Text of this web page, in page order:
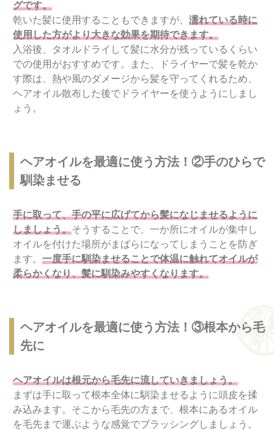
グです。
乾いた髪に使用することもできますが、 濡れている時に
使用した方がより大きな効果を期待できます。
入浴後、タオルドライして髪に水分が残っているくらい
での使用がおすすめです。また、ドライヤーで髪を乾か
す際は、熱や風のダメージから髪を守ってくれるため、
ヘアオイル散布した後でドライヤーを使うようにしまし
ょう。
ヘアオイルを最適に使う方法！②手のひらで
馴染ませる
手に取って、手の平に広げてから髪になじませるように
しましょう。そうすることで、一か所にオイルが集中し
オイルを付けた場所がまばらになってしまうことを防ぎ
ます。 一度手に馴染ませることで体温に触れてオイルが
柔らかくなり、髪に馴染みやすくなります。
ヘアオイルを最適に使う方法！③根本から毛
先に
ヘアオイルは根元から毛先に流していきましょう。
まずは手に取って根本全体に馴染ませるように頭皮を揉
み込みます。そこから毛先の方まで、根本にあるオイル
を毛先まで運ぶような感覚でブラッシングしましょう。